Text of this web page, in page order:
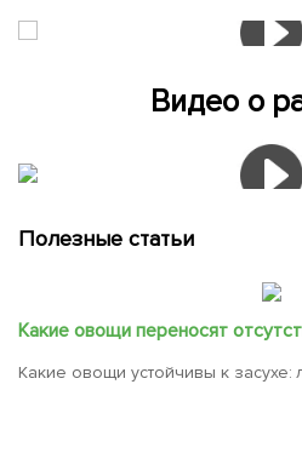
Видео о
Полезные статьи
Какие овощи переносят
Какие овощи устойчивы к засухе: